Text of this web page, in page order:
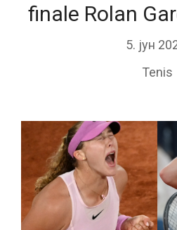
finale Rolan
5. јун
Tenis